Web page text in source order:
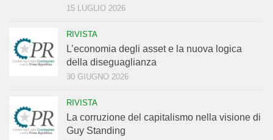
15 LUGLIO 2026
RIVISTA
L’economia degli asset e la nuova logica
della diseguaglianza
30 GIUGNO 2026
RIVISTA
La corruzione del capitalismo nella visione di
Guy Standing